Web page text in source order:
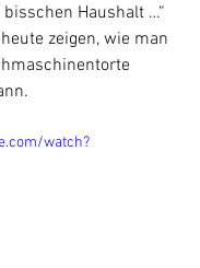
Haushalt …“
zeigen, wie man
watch?